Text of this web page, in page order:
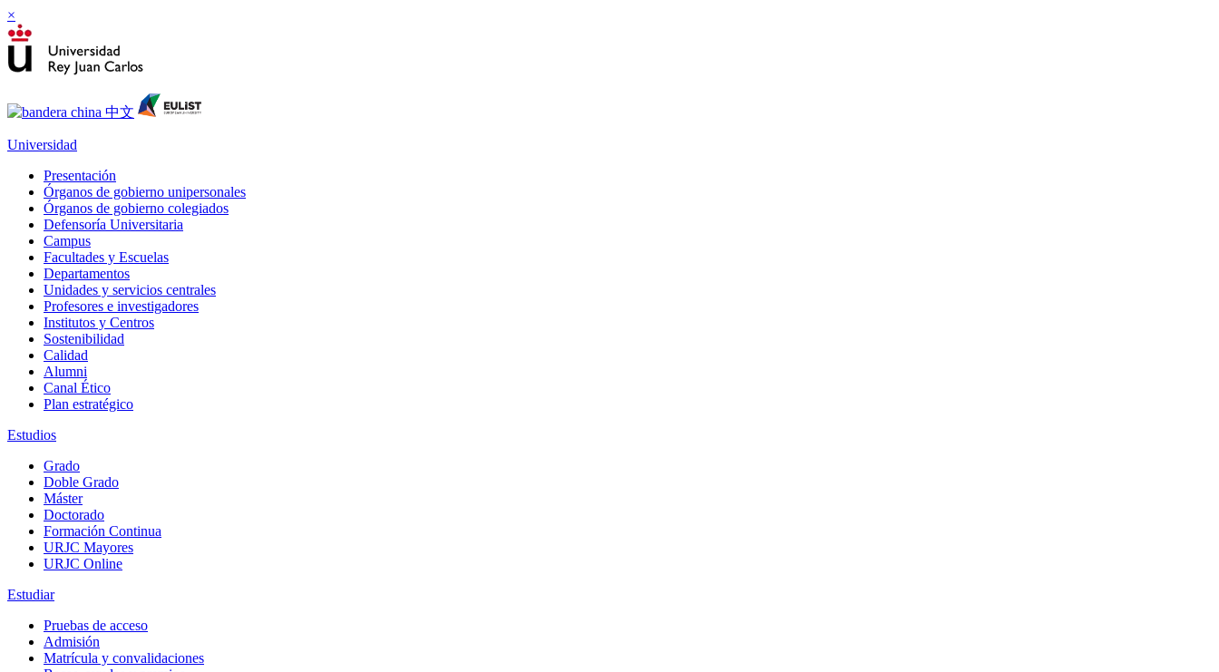
×
Universidad
Presentación
Órganos de gobierno unipersonales
Órganos de gobierno colegiados
Defensoría Universitaria
Campus
Facultades y Escuelas
Departamentos
Unidades y servicios centrales
Profesores e investigadores
Institutos y Centros
Sostenibilidad
Calidad
Alumni
Canal Ético
Plan estratégico
Estudios
Grado
Doble Grado
Máster
Doctorado
Formación Continua
URJC Mayores
URJC Online
Estudiar
Pruebas de acceso
Admisión
Matrícula y convalidaciones